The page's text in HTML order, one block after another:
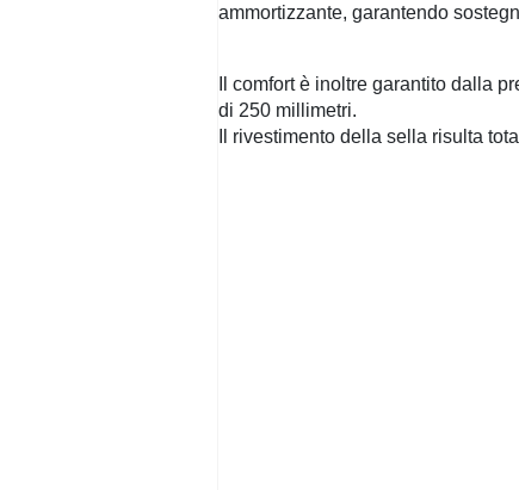
ammortizzante, garantendo
Il comfort è inoltre garantito dalla
di 250 millimetri.
Il rivestimento della sella risulta